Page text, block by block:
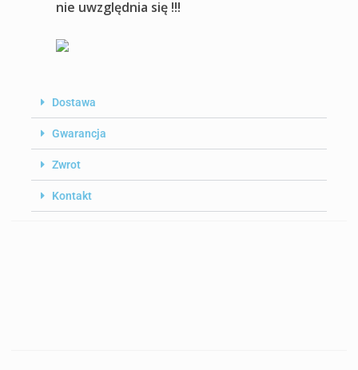
nie uwzględnia się !!!
Dostawa
Gwarancja
Zwrot
Kontakt